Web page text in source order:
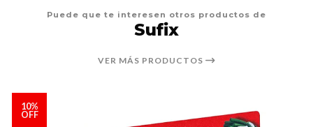
Puede que te interesen otros productos de
Sufix
VER MÁS PRODUCTOS
10%
OFF